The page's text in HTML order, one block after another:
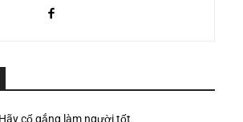
Hãy cố gắng làm người tốt